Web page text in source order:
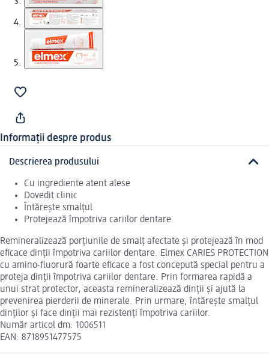
Informații despre produs
Descrierea produsului
Cu ingrediente atent alese
Dovedit clinic
Întărește smalțul
Protejează împotriva cariilor dentare
Remineralizează porțiunile de smalț afectate și protejează în mod
eficace dinții împotriva cariilor dentare. Elmex CARIES PROTECTION
cu amino-fluorură foarte eficace a fost concepută special pentru a
proteja dinții împotriva cariilor dentare. Prin formarea rapidă a
unui strat protector, aceasta remineralizează dinții și ajută la
prevenirea pierderii de minerale. Prin urmare, întărește smalțul
dinților și face dinții mai rezistenți împotriva cariilor.
Număr articol dm: 1006511
EAN: 8718951477575